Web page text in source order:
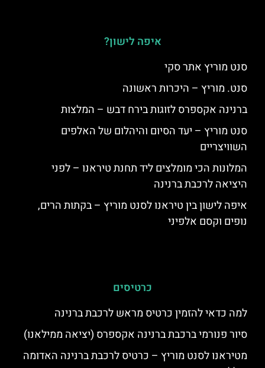
איפה לישון?
סנט מוריץ אתר סקי
סנט. מוריץ – היכרות ראשונה
ברנינה אקספרס לזוגות בירח דבש – המלצות
סנט מוריץ – יעד הסיום והיהלום של האלפים
השוויצריים
המלונות הכי מומלצים ליד תחנת טיראנו – לפני
היציאה לרכבת ברנינה
איפה לישון בין טיראנו לסנט מוריץ – בקתות הרים,
נופים וקסם אלפיני
כרטיסים
למה כדאי להזמין כרטיס מראש לרכבת ברנינה
סיור פנורמי ברכבת ברנינה אקספרס (יציאה ממילאנו)
מטיראנו לסנט מוריץ – כרטיס לרכבת ברנינה האדומה